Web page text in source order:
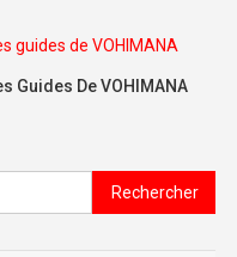
Guides De VOHIMANA
Rechercher :